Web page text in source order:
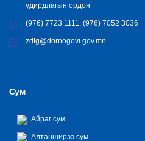
удирдлагын ордон
(976) 7723 1111, (976) 7052 3036
zdtg@dornogovi.gov.mn
Сум
Айраг сум
Алтанширээ сум